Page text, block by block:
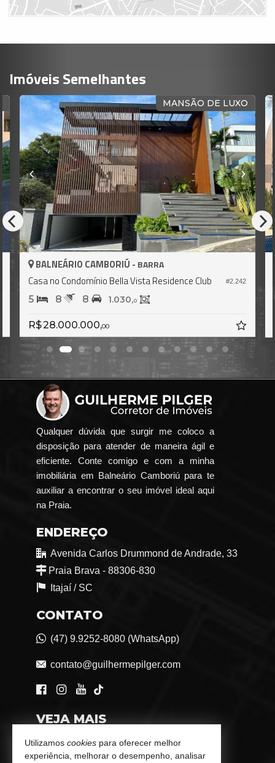
Imóveis Semelhantes
MANSÃO DE LUXO
#2.242
BALNEÁRIO CAMBORIÚ -BARRA
no Condomínio Bella Vista Residence Club
8 8 1.030,
28.000.000,00
Casa
R$
Qualquer dúvida que surgir me coloco a
disposição para atender de maneira ágil e
eficiente. Conte comigo e com a minha
imobiliária em Balneário Camboriú para te
auxiliar a encontrar o seu imóvel ideal aqui
na Praia.
ENDEREÇO
Avenida Carlos Drummond de Andrade, 33
Praia Brava - 88306-830
Itajaí / SC
CONTATO
(47) 9.9252-8080 (WhatsApp)
contato@guilhermepilger.com
VEJA MAIS
Consultoria Imobiliária Personalizada
Utilizamos cookies para oferecer melhor
experiência, melhorar o desempenho, analisar